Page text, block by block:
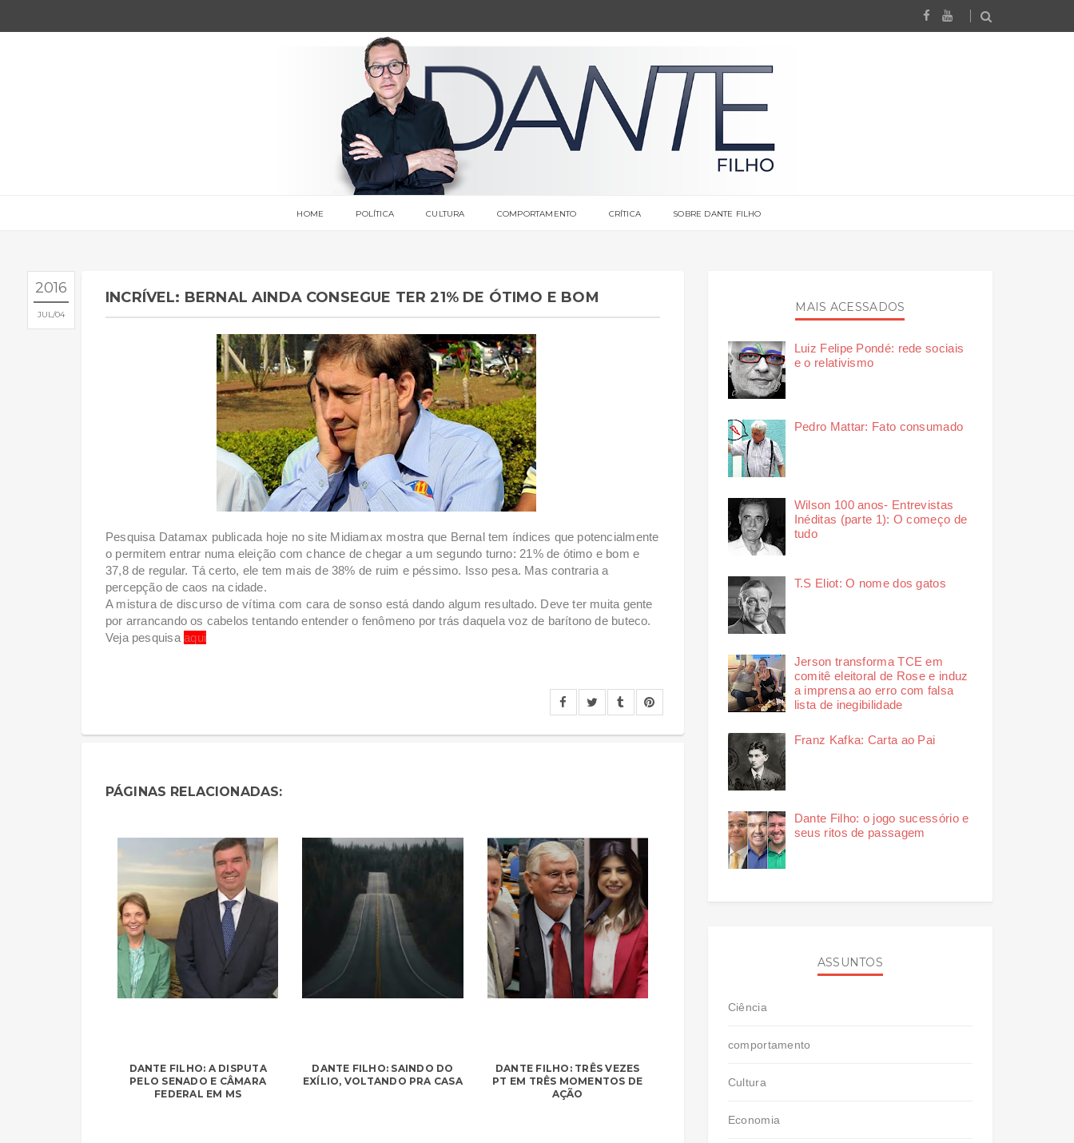
HOME POLÍTICA CULTURA COMPORTAMENTO CRÍTICA SOBRE DANTE FILHO
2016
JUL 04
INCRÍVEL: BERNAL AINDA CONSEGUE TER 21% DE ÓTIMO E BOM
Pesquisa Datamax publicada hoje no site Midiamax mostra que Bernal tem índices que potencialmente
o permitem entrar numa eleição com chance de chegar a um segundo turno: 21% de ótimo e bom e
37,8 de regular. Tá certo, ele tem mais de 38% de ruim e péssimo. Isso pesa. Mas contraria a
percepção de caos na cidade.
A mistura de discurso de vítima com cara de sonso está dando algum resultado. Deve ter muita gente
por arrancando os cabelos tentando entender o fenômeno por trás daquela voz de barítono de buteco.
Veja pesquisa aqui
PÁGINAS RELACIONADAS:
DANTE FILHO: A DISPUTA
PELO SENADO E CÂMARA
FEDERAL EM MS
DANTE FILHO: SAINDO DO
EXÍLIO, VOLTANDO PRA CASA
DANTE FILHO: TRÊS VEZES
PT EM TRÊS MOMENTOS DE
AÇÃO
MAIS ACESSADOS
Luiz Felipe Pondé: rede sociais
e o relativismo
Pedro Mattar: Fato consumado
Wilson 100 anos- Entrevistas
Inéditas (parte 1): O começo de
tudo
T.S Eliot: O nome dos gatos
Jerson transforma TCE em
comitê eleitoral de Rose e induz
a imprensa ao erro com falsa
lista de inegibilidade
Franz Kafka: Carta ao Pai
Dante Filho: o jogo sucessório e
seus ritos de passagem
ASSUNTOS
Ciência
comportamento
Cultura
Economia